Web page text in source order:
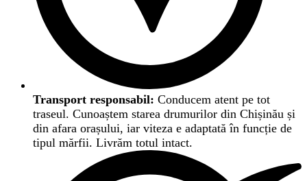
Transport responsabil: Conducem atent pe tot
traseul. Cunoaștem starea drumurilor din Chișinău și
din afara orașului, iar viteza e adaptată în funcție de
tipul mărfii. Livrăm totul intact.